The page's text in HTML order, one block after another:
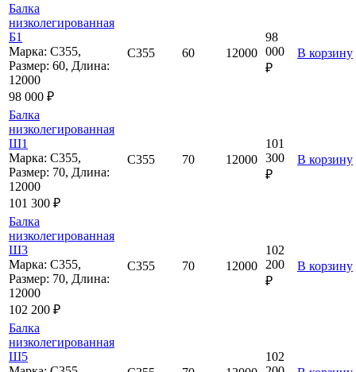
Балка
низколегированная
Б1
Марка: С355,
Размер: 60, Длина:
12000
98 000 ₽
С355 60 12000
98
000
₽
В корзину
Балка
низколегированная
Ш1
Марка: С355,
Размер: 70, Длина:
12000
101 300 ₽
С355 70 12000
101
300
₽
В корзину
Балка
низколегированная
Ш3
Марка: С355,
Размер: 70, Длина:
12000
102 200 ₽
С355 70 12000
102
200
₽
В корзину
Балка
низколегированная
Ш5
102